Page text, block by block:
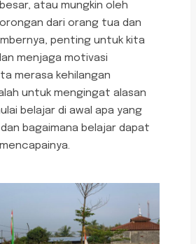
atau mungkin oleh
dari orang tua dan
penting untuk kita
menjaga motivasi
merasa kehilangan
untuk mengingat alasan
belajar di awal apa yang
bagaimana belajar dapat